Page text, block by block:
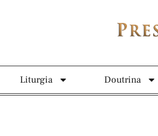
Liturgia Doutrina